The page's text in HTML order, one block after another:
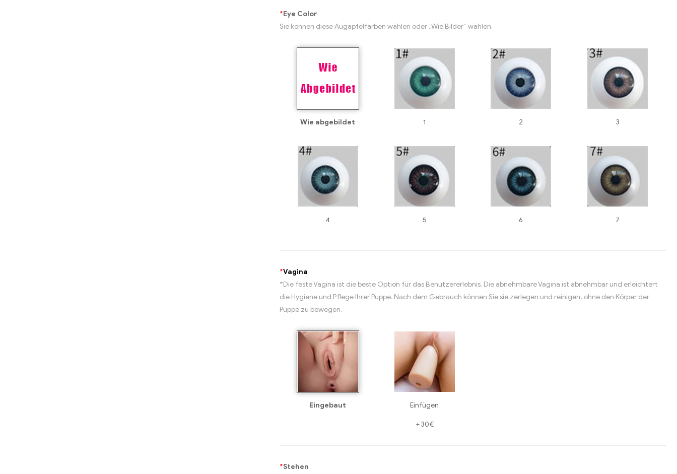
*Eye Color
Sie können diese Augapfelfarben wählen oder „Wie Bilder“ wählen.
Wie abgebildet 1 2 3
4 5 6 7
*Vagina
*Die feste Vagina ist die beste Option für das Benutzererlebnis. Die abnehmbare Vagina ist abnehmbar und erleichtert
die Hygiene und Pflege Ihrer Puppe. Nach dem Gebrauch können Sie sie zerlegen und reinigen, ohne den Körper der
Puppe zu bewegen.
Eingebaut Einfügen
+30€
*Stehen